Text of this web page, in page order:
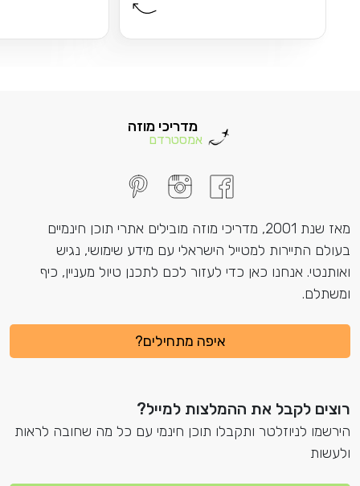
מדריכי מוזה
אמסטרדם
מאז שנת 2001, מדריכי מוזה מובילים אתרי תוכן חינמיים
בעולם התיירות למטייל הישראלי עם מידע שימושי, נגיש
ואותנטי. אנחנו כאן כדי לעזור לכם לתכנן טיול מעניין, כיף
ומשתלם.
איפה מתחילים?
רוצים לקבל את ההמלצות למייל?
הירשמו לניוזלטר ותקבלו תוכן חינמי עם כל מה שחובה לראות
ולעשות